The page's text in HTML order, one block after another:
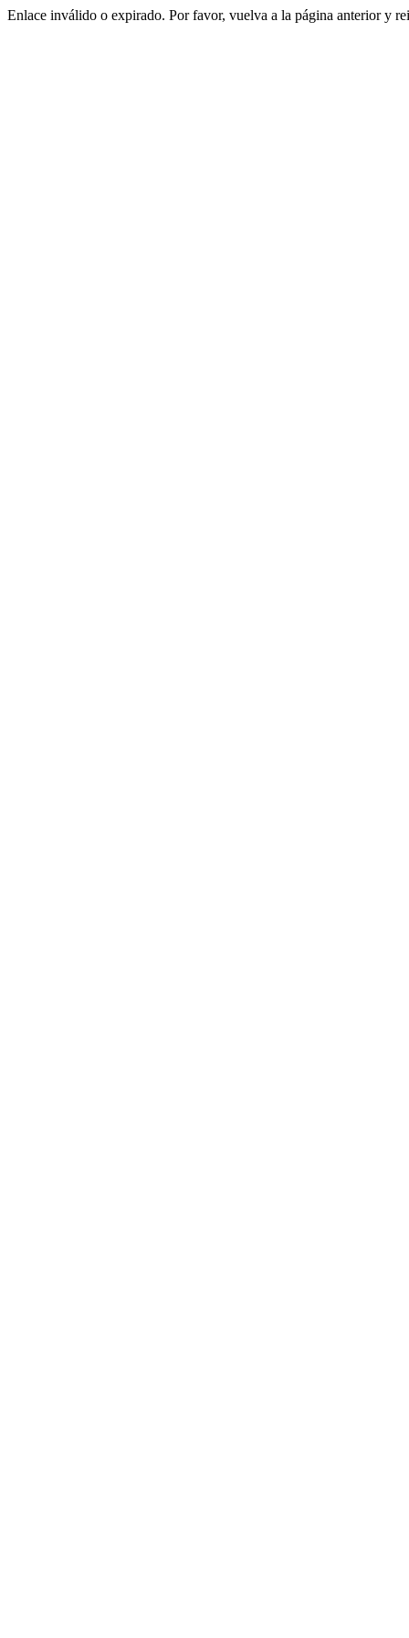
Enlace inválido o expirado. Por favor, vuelva a la página anterior y